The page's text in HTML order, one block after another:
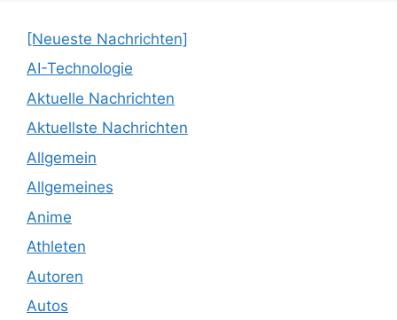
[Neueste Nachrichten]
AI-Technologie
Aktuelle Nachrichten
Aktuellste Nachrichten
Allgemein
Allgemeines
Anime
Athleten
Autoren
Autos